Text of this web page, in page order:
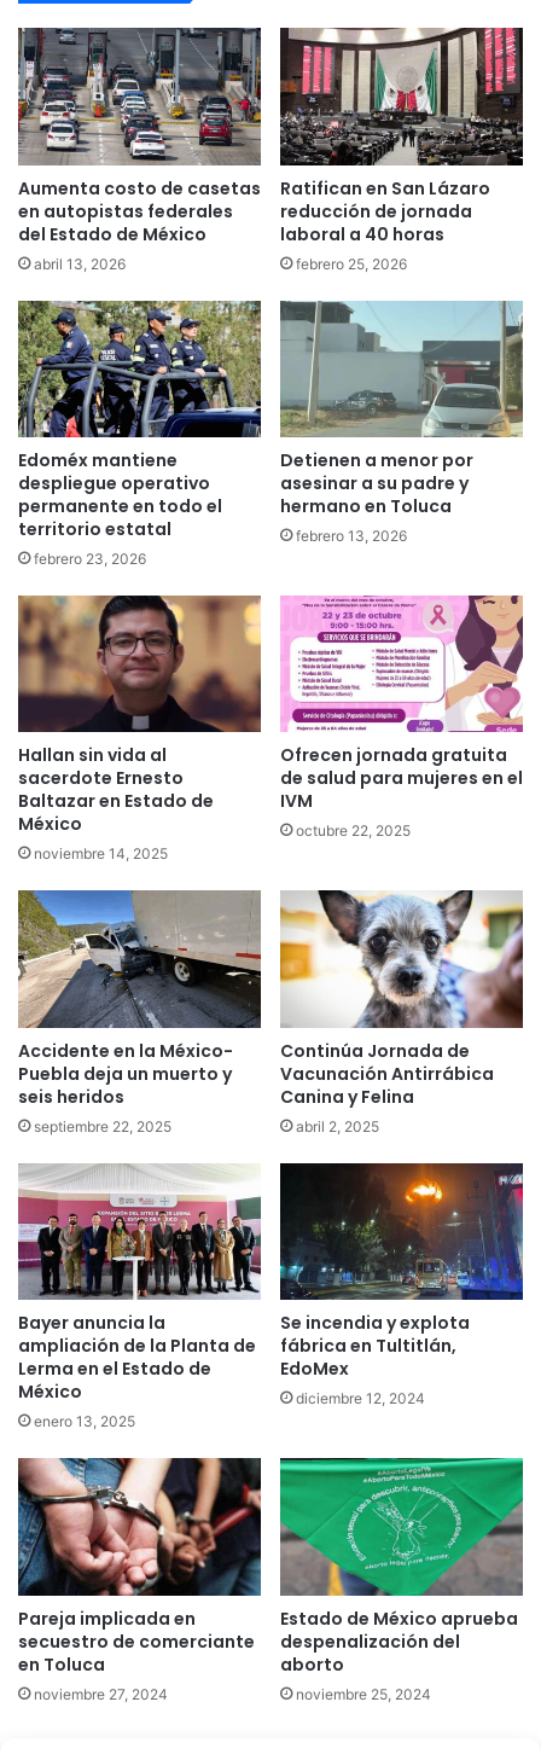
Aumenta costo de casetas
en autopistas federales
del Estado de México
abril 13, 2026
Ratifican en San Lázaro
reducción de jornada
laboral a 40 horas
febrero 25, 2026
Edoméx mantiene
despliegue operativo
permanente en todo el
territorio estatal
febrero 23, 2026
Detienen a menor por
asesinar a su padre y
hermano en Toluca
febrero 13, 2026
Hallan sin vida al
sacerdote Ernesto
Baltazar en Estado de
México
noviembre 14, 2025
Ofrecen jornada gratuita
de salud para mujeres en el
IVM
octubre 22, 2025
Accidente en la México-
Puebla deja un muerto y
seis heridos
septiembre 22, 2025
Continúa Jornada de
Vacunación Antirrábica
Canina y Felina
abril 2, 2025
Bayer anuncia la
ampliación de la Planta de
Lerma en el Estado de
México
enero 13, 2025
Se incendia y explota
fábrica en Tultitlán,
EdoMex
diciembre 12, 2024
Pareja implicada en
secuestro de comerciante
en Toluca
noviembre 27, 2024
Estado de México aprueba
despenalización del
aborto
noviembre 25, 2024